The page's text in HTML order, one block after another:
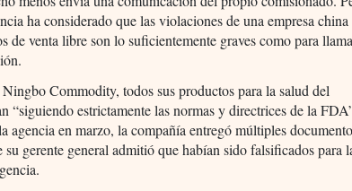
ha considerado que las violaciones de una empresa china
de venta libre son lo suficientemente graves como para
Commodity, todos sus productos para la salud del
“siguiendo estrictamente las normas y directrices de la
agencia en marzo, la compañía entregó múltiples
gerente general admitió que habían sido falsificados para